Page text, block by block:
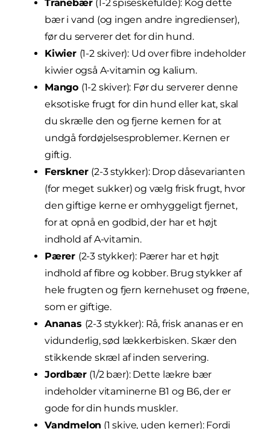
Tranebær (1-2 spiseskefulde): Kog dette
bær i vand (og ingen andre ingredienser),
før du serverer det for din hund.
Kiwier (1-2 skiver): Ud over fibre indeholder
kiwier også A-vitamin og kalium.
Mango (1-2 skiver): Før du serverer denne
eksotiske frugt for din hund eller kat, skal
du skrælle den og fjerne kernen for at
undgå fordøjelsesproblemer. Kernen er
giftig.
Ferskner (2-3 stykker): Drop dåsevarianten
(for meget sukker) og vælg frisk frugt, hvor
den giftige kerne er omhyggeligt fjernet,
for at opnå en godbid, der har et højt
indhold af A-vitamin.
Pærer (2-3 stykker): Pærer har et højt
indhold af fibre og kobber. Brug stykker af
hele frugten og fjern kernehuset og frøene,
som er giftige.
Ananas (2-3 stykker): Rå, frisk ananas er en
vidunderlig, sød lækkerbisken. Skær den
stikkende skræl af inden servering.
Jordbær (1/2 bær): Dette lækre bær
indeholder vitaminerne B1 og B6, der er
gode for din hunds muskler.
Vandmelon (1 skive, uden kerner): Fordi